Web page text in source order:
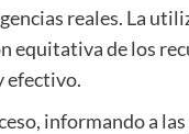
reales. La
equitativa de los
efectivo.
informando a